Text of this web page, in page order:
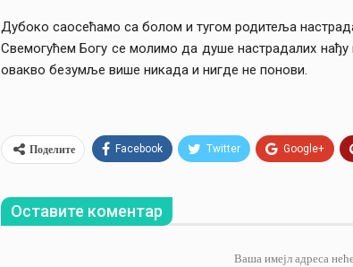
Дубоко саосећамо са болом и тугом родитеља
Свемогућем Богу се молимо да душе настрадалих
овакво безумље више никада и нигде не понови.
Поделите Facebook Twitter Google+
Оставите коментар
Ваша имејл адреса